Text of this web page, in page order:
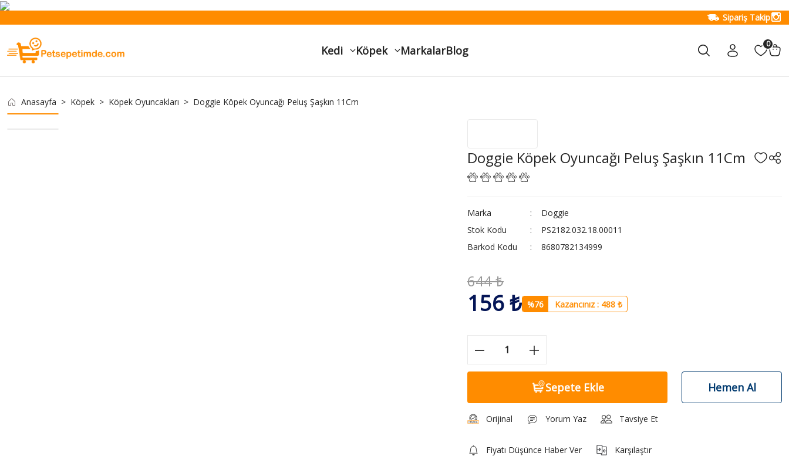
Sipariş Takip
Kedi Köpek MarkalarBlog 0
Anasayfa Köpek Köpek Oyuncakları Doggie Köpek Oyuncağı Peluş Şaşkın 11Cm
Doggie Köpek Oyuncağı Peluş Şaşkın 11Cm
Marka
Doggie
Stok Kodu
PS2182.032.18.00011
Barkod Kodu
8680782134999
644 ₺
156 ₺ %76 Kazancınız : 488 ₺
Sepete Ekle Hemen Al
Orijinal Yorum Yaz Tavsiye Et
Fiyatı Düşünce Haber Ver Karşılaştır